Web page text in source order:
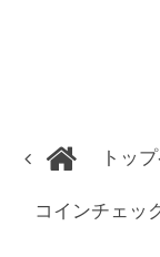
トッ
コインチェッ